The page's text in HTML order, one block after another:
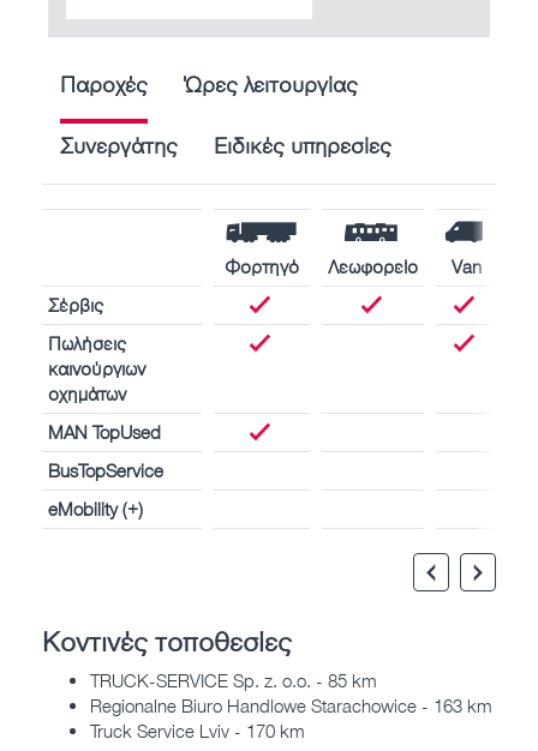
Παροχές Ώρες λειτουργίας
Συνεργάτης Ειδικές υπηρεσίες
Φορτηγό Λεωφορείο
Van
Σέρβις
Πωλήσεις
καινούργιων
οχημάτων
MAN TopUsed
BusTopService
eMobility (+)
Κοντινές τοποθεσίες
TRUCK-SERVICE Sp. z. o.o. - 85 km
Regionalne Biuro Handlowe Starachowice - 163 km
Truck Service Lviv - 170 km